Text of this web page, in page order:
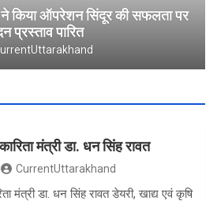
ने किया ऑपरेशन सिंदूर की सफलता पर
प्रस्ताव पारित
मंत्री डा. धन सिंह रावत
CurrentUttarakhand
मंत्री डा. धन सिंह रावत डेयरी, खाद्य एवं कृषि